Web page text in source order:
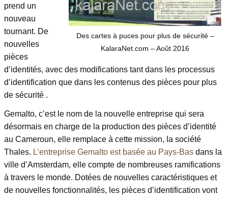
Des cartes à puces pour plus de sécurité –
KalaraNet.com – Août 2016
prend un
nouveau
tournant. De
nouvelles
pièces
d’identités, avec des modifications tant dans les processus
d’identification que dans les contenus des pièces pour plus
de sécurité .
Gemalto, c’est le nom de la nouvelle entreprise qui sera
désormais en charge de la production des pièces d’identité
au Cameroun, elle remplace à cette mission, la société
Thales. L’entreprise Gemalto est basée au Pays-Bas dans la
ville d’Amsterdam, elle compte de nombreuses ramifications
à travers le monde. Dotées de nouvelles caractéristiques et
de nouvelles fonctionnalités, les pièces d’identification vont